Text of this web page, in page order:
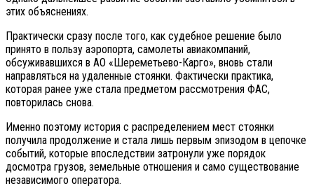
этих объяснениях.
Практически сразу после того, как судебное решение было
принято в пользу аэропорта, самолеты авиакомпаний,
обсуживавшихся в АО «Шереметьево-Карго», вновь стали
направляться на удаленные стоянки. Фактически практика,
которая ранее уже стала предметом рассмотрения ФАС,
повторилась снова.
Именно поэтому история с распределением мест стоянки
получила продолжение и стала лишь первым эпизодом в цепочке
событий, которые впоследствии затронули уже порядок
досмотра грузов, земельные отношения и само существование
независимого оператора.